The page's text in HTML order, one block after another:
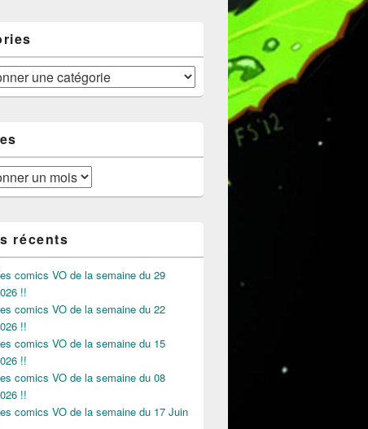
récents
comics VO de la semaine du 29
!!
comics VO de la semaine du 22
!!
comics VO de la semaine du 15
!!
comics VO de la semaine du 08
!!
comics VO de la semaine du 17 Juin